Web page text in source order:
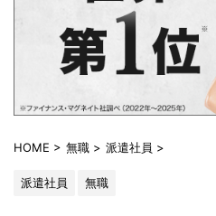
HOME > 無職 > 派遣社員 >
派遣社員 無職